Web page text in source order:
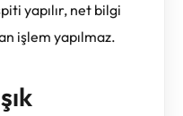
yapılır, net bilgi
işlem yapılmaz.